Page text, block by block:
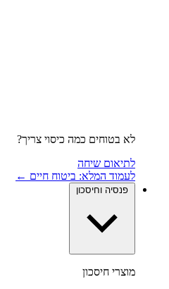
לא בטוחים כמה כיסוי צריך?
לתיאום שיחה
לעמוד המלא: ביטוח חיים ←
פנסיה וחיסכון
מוצרי חיסכון